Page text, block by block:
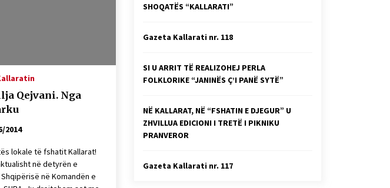
Faksimilet e një 83 vjetori lufte:
04/10/2025
I
Gazeta Kallarati nr. 114
06/02/2025
Qejvani. Nga
2014
lokale të fshatit Kallarat!
në detyrën e
në Komandën e
SHOQATËS “KALLARATI”
Gazeta Kallarati nr. 118
SI U ARRIT TË REALIZOHEJ PERLA
FOLKLORIKE “JANINËS Ç’I PANË SYTË”
NË KALLARAT, NË “FSHATIN E DJEGUR” U
ZHVILLUA EDICIONI I TRETË I PIKNIKU
PRANVEROR
Gazeta Kallarati nr. 117